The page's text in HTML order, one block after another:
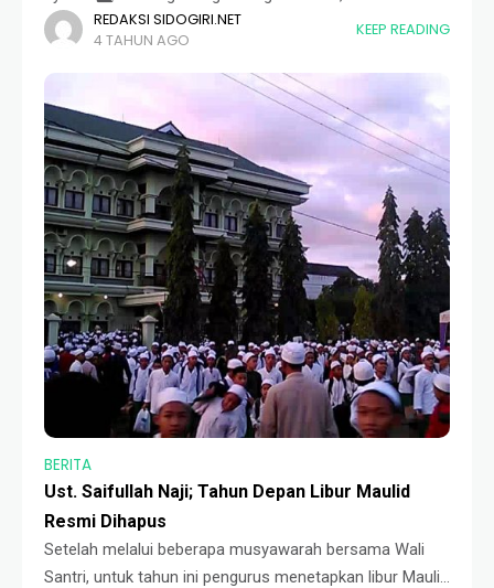
di pesantren. Dan dilarang merokok di dalam ruangan
🚭. 3️⃣ Wali santri mendatangi stand registrasi;
REDAKSI SIDOGIRI.NET
4 TAHUN AGO
KEEP READING
BERITA
Ust. Saifullah Naji; Tahun Depan Libur Maulid
Resmi Dihapus
Setelah melalui beberapa musyawarah bersama Wali
Santri, untuk tahun ini pengurus menetapkan libur Maulid